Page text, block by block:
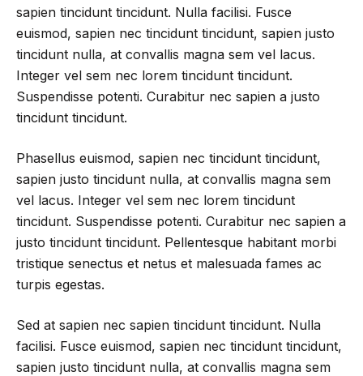
sapien tincidunt tincidunt. Nulla facilisi. Fusce
euismod, sapien nec tincidunt tincidunt, sapien justo
tincidunt nulla, at convallis magna sem vel lacus.
Integer vel sem nec lorem tincidunt tincidunt.
Suspendisse potenti. Curabitur nec sapien a justo
tincidunt tincidunt.
Phasellus euismod, sapien nec tincidunt tincidunt,
sapien justo tincidunt nulla, at convallis magna sem
vel lacus. Integer vel sem nec lorem tincidunt
tincidunt. Suspendisse potenti. Curabitur nec sapien a
justo tincidunt tincidunt. Pellentesque habitant morbi
tristique senectus et netus et malesuada fames ac
turpis egestas.
Sed at sapien nec sapien tincidunt tincidunt. Nulla
facilisi. Fusce euismod, sapien nec tincidunt tincidunt,
sapien justo tincidunt nulla, at convallis magna sem